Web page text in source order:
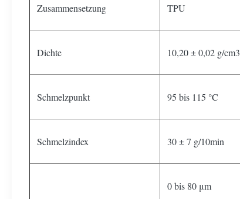
Zusammensetzung TPU
Dichte 10,20 ± 0,02 g/cm3
Schmelzpunkt 95 bis 115 °C
Schmelzindex 30 ± 7 g/10min
0 bis 80 μm